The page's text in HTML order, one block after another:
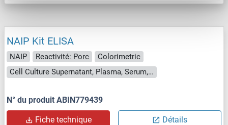
NAIP Kit ELISA
NAIP Reactivité: Porc
Colorimetric
Cell Culture Supernatant, Plasma, Serum, Tissue Homogenate
N° du produit ABIN779439
Fiche technique Détails